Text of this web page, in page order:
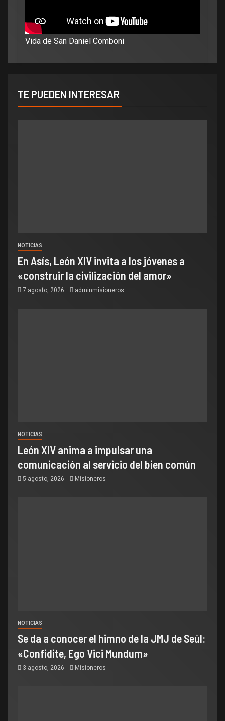
Vida de San Daniel Comboni
TE PUEDEN INTERESAR
NOTICIAS
En Asís, León XIV invita a los jóvenes a
«construir la civilización del amor»
7 agosto, 2026 adminmisioneros
NOTICIAS
León XIV anima a impulsar una
comunicación al servicio del bien común
5 agosto, 2026 Misioneros
NOTICIAS
Se da a conocer el himno de la JMJ de Seúl:
«Confidite, Ego Vici Mundum»
3 agosto, 2026 Misioneros